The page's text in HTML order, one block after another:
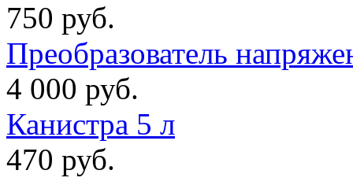
750 руб.
Преобразователь
4 000 руб.
Канистра 5 л
470 руб.